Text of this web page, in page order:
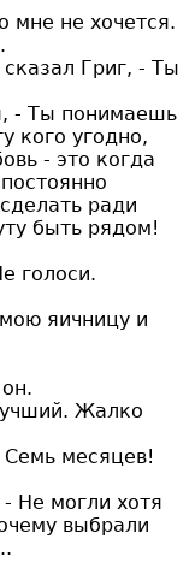
мне не хочется.
Григ, - Ты
- Ты понимаешь
кого угодно,
- это когда
ради
быть рядом!
голоси.
яичницу и
Жалко
Семь месяцев!
Не могли хотя
выбрали